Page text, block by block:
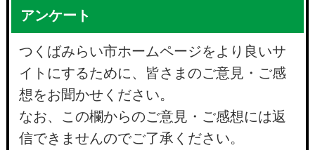
アンケート
つくばみらい市ホームページをより良いサ
イトにするために、皆さまのご意見・ご感
想をお聞かせください。
なお、この欄からのご意見・ご感想には返
信できませんのでご了承ください。